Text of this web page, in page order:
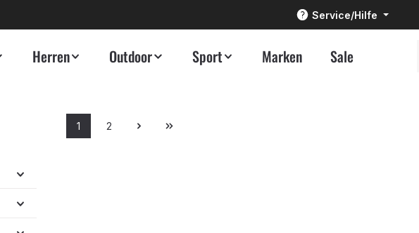
Service/Hilfe
Herren Outdoor Sport Marken Sale
Seite
1
Seite
2